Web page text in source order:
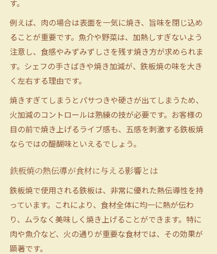
す。
例えば、肉の場合は表面を一気に焼き、旨味を閉じ込め
ることが重要です。魚介や野菜は、加熱しすぎないよう
注意し、食感やみずみずしさを残す焼き方が求められま
す。シェフの手さばきや焼き加減が、鉄板焼の味を大き
く左右する理由です。
焼きすぎてしまうとパサつきや硬さが出てしまうため、
火加減のコントロールは熟練の技が必要です。お客様の
目の前で焼き上げるライブ感も、五感を刺激する鉄板焼
ならではの醍醐味といえるでしょう。
鉄板焼の熱伝導が食材に与える影響とは
鉄板焼で使用される鉄板は、非常に優れた熱伝導性を持
っています。これにより、食材全体に均一に熱が伝わ
り、ムラなく美味しく焼き上げることができます。特に
肉や魚介など、火の通りが重要な食材では、その効果が
顕著です。